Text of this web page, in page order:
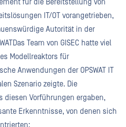
für die Bereitstellung von
IT/OT vorangetrieben,
Autorität in der
Team von GISEC hatte viel
Modellreaktors für
Anwendungen der OPSWAT IT
Szenario zeigte. Die
diesen Vorführungen ergaben,
Erkenntnisse, von denen sich